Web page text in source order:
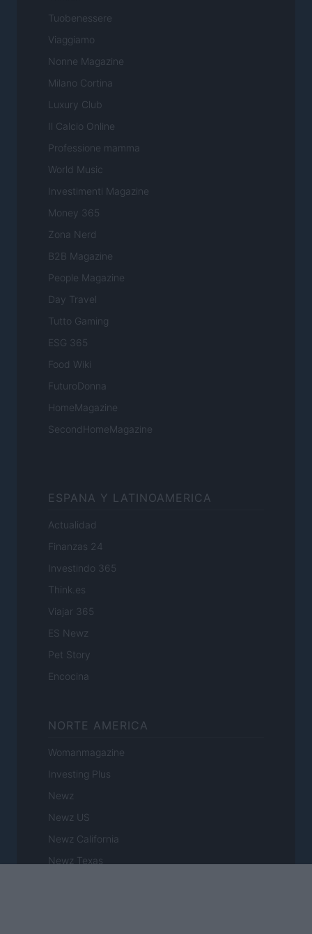
Tuobenessere
Viaggiamo
Nonne Magazine
Milano Cortina
Luxury Club
Il Calcio Online
Professione mamma
World Music
Investimenti Magazine
Money 365
Zona Nerd
B2B Magazine
People Magazine
Day Travel
Tutto Gaming
ESG 365
Food Wiki
FuturoDonna
HomeMagazine
SecondHomeMagazine
ESPANA Y LATINOAMERICA
Actualidad
Finanzas 24
Investindo 365
Think.es
Viajar 365
ES Newz
Pet Story
Encocina
NORTE AMERICA
Womanmagazine
Investing Plus
Newz
Newz US
Newz California
Newz Texas